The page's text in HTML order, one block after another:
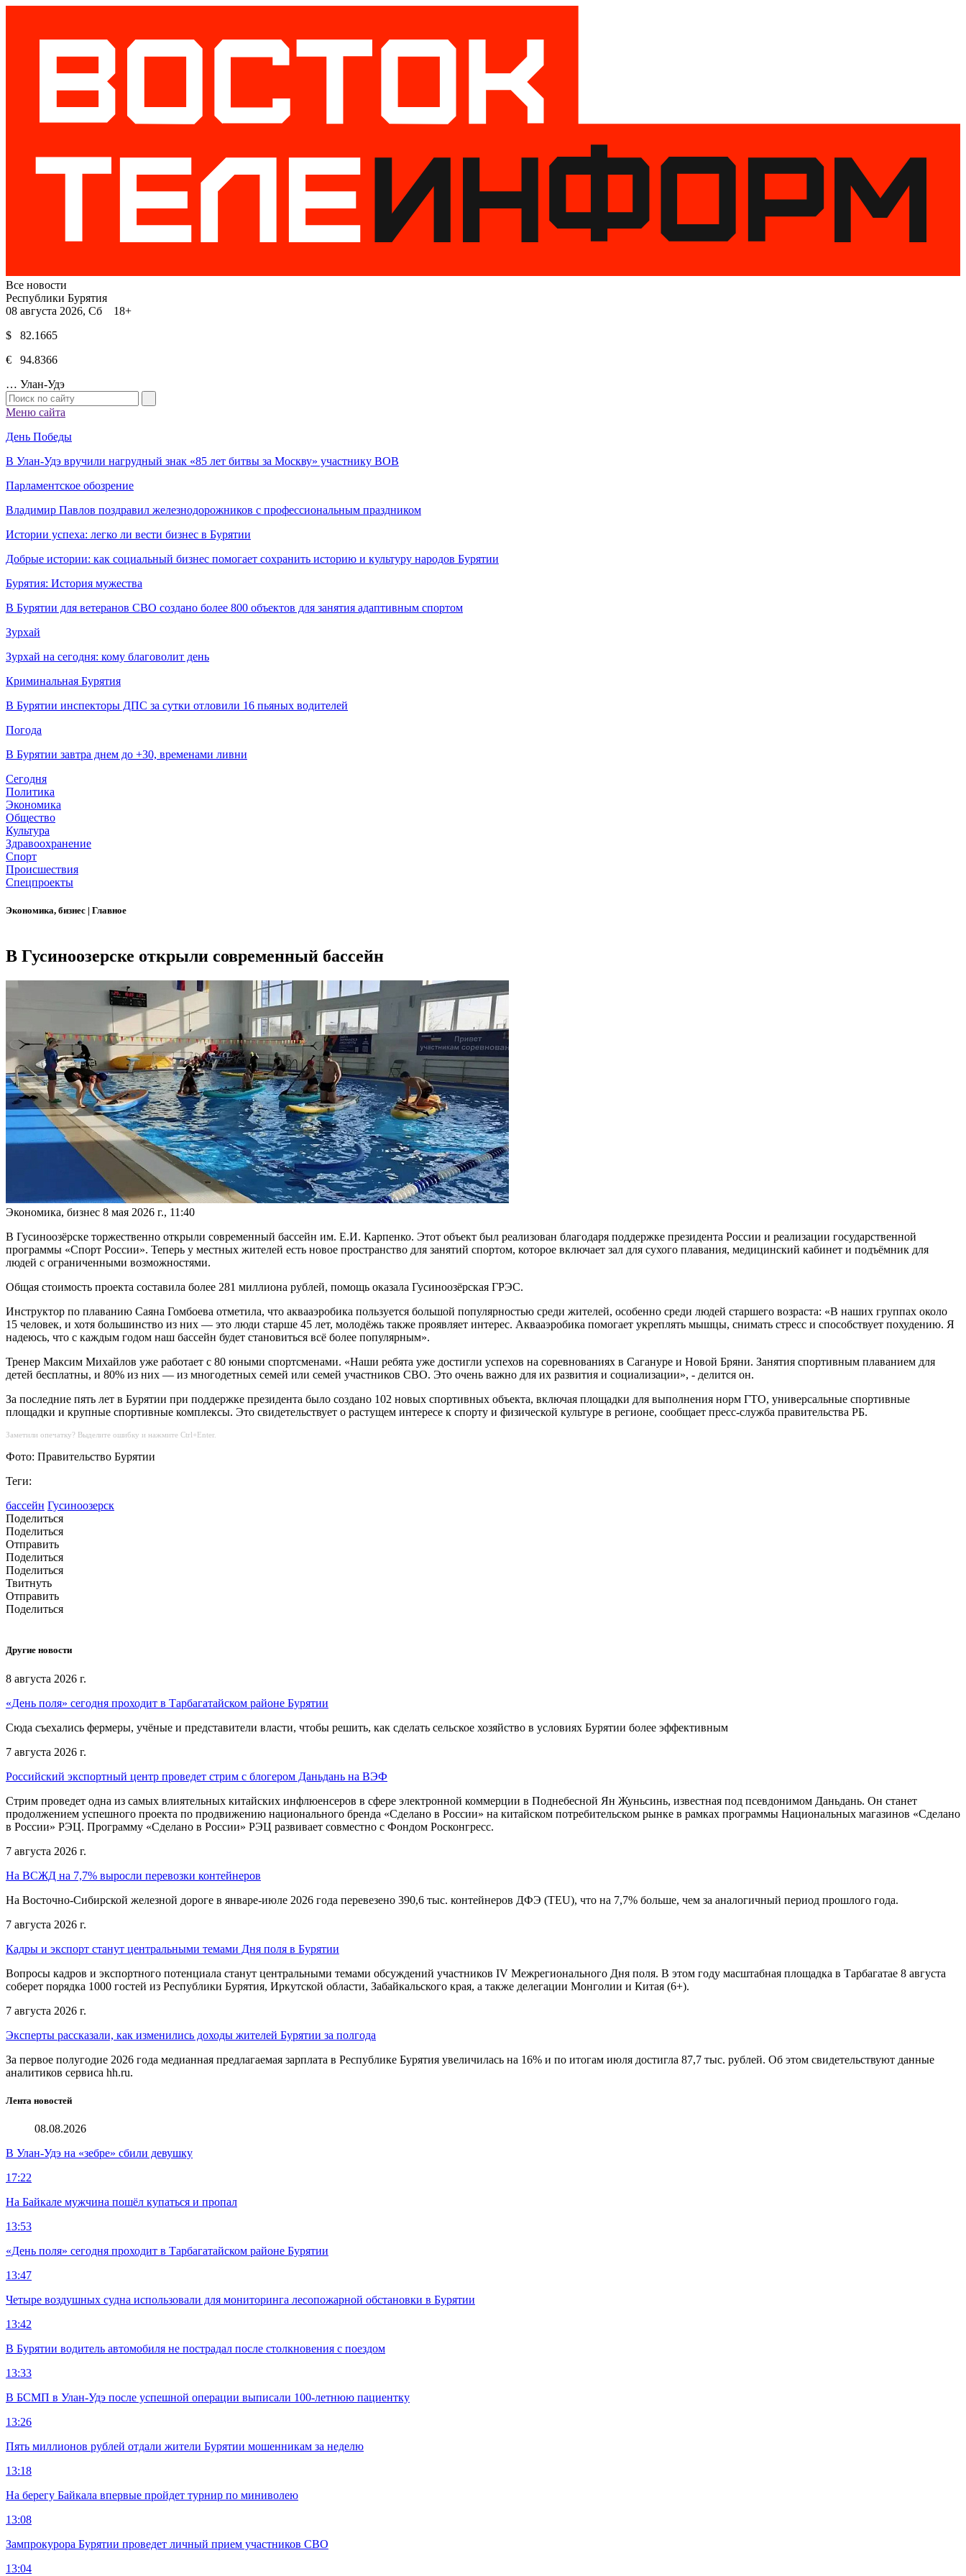
Все новости
Республики Бурятия
08 августа 2026, Сб 18+
$ 82.1665
€ 94.8366
… Улан-Удэ
Меню сайта
День Победы
В Улан-Удэ вручили нагрудный знак «85 лет битвы за Москву» участнику ВОВ
Парламентское обозрение
Владимир Павлов поздравил железнодорожников с профессиональным праздником
Истории успеха: легко ли вести бизнес в Бурятии
Добрые истории: как социальный бизнес помогает сохранить историю и культуру народов Бурятии
Бурятия: История мужества
В Бурятии для ветеранов СВО создано более 800 объектов для занятия адаптивным спортом
Зурхай
Зурхай на сегодня: кому благоволит день
Криминальная Бурятия
В Бурятии инспекторы ДПС за сутки отловили 16 пьяных водителей
Погода
В Бурятии завтра днем до +30, временами ливни
Сегодня
Политика
Экономика
Общество
Культура
Здравоохранение
Спорт
Происшествия
Спецпроекты
Экономика, бизнес | Главное
В Гусиноозерске открыли современный бассейн
Экономика, бизнес 8 мая 2026 г., 11:40
В Гусиноозёрске торжественно открыли современный бассейн им. Е.И. Карпенко. Этот объект был реализован благодаря поддержке президента России и реализации государственной
программы «Спорт России». Теперь у местных жителей есть новое пространство для занятий спортом, которое включает зал для сухого плавания, медицинский кабинет и подъёмник для
людей с ограниченными возможностями.
Общая стоимость проекта составила более 281 миллиона рублей, помощь оказала Гусиноозёрская ГРЭС.
Инструктор по плаванию Саяна Гомбоева отметила, что аквааэробика пользуется большой популярностью среди жителей, особенно среди людей старшего возраста: «В наших группах около
15 человек, и хотя большинство из них — это люди старше 45 лет, молодёжь также проявляет интерес. Аквааэробика помогает укреплять мышцы, снимать стресс и способствует похудению. Я
надеюсь, что с каждым годом наш бассейн будет становиться всё более популярным».
Тренер Максим Михайлов уже работает с 80 юными спортсменами. «Наши ребята уже достигли успехов на соревнованиях в Сагануре и Новой Бряни. Занятия спортивным плаванием для
детей бесплатны, и 80% из них — из многодетных семей или семей участников СВО. Это очень важно для их развития и социализации», - делится он.
За последние пять лет в Бурятии при поддержке президента было создано 102 новых спортивных объекта, включая площадки для выполнения норм ГТО, универсальные спортивные
площадки и крупные спортивные комплексы. Это свидетельствует о растущем интересе к спорту и физической культуре в регионе, сообщает пресс-служба правительства РБ.
Заметили опечатку? Выделите ошибку и нажмите Ctrl+Enter.
Фото: Правительство Бурятии
Теги:
бассейн Гусиноозерск
Поделиться
Поделиться
Отправить
Поделиться
Поделиться
Твитнуть
Отправить
Поделиться
Другие новости
8 августа 2026 г.
«День поля» сегодня проходит в Тарбагатайском районе Бурятии
Сюда съехались фермеры, учёные и представители власти, чтобы решить, как сделать сельское хозяйство в условиях Бурятии более эффективным
7 августа 2026 г.
Российский экспортный центр проведет стрим с блогером Даньдань на ВЭФ
Стрим проведет одна из самых влиятельных китайских инфлюенсеров в сфере электронной коммерции в Поднебесной Ян Жуньсинь, известная под псевдонимом Даньдань. Он станет
продолжением успешного проекта по продвижению национального бренда «Сделано в России» на китайском потребительском рынке в рамках программы Национальных магазинов «Сделано
в России» РЭЦ. Программу «Сделано в России» РЭЦ развивает совместно с Фондом Росконгресс.
7 августа 2026 г.
На ВСЖД на 7,7% выросли перевозки контейнеров
На Восточно-Сибирской железной дороге в январе-июле 2026 года перевезено 390,6 тыс. контейнеров ДФЭ (TEU), что на 7,7% больше, чем за аналогичный период прошлого года.
7 августа 2026 г.
Кадры и экспорт станут центральными темами Дня поля в Бурятии
Вопросы кадров и экспортного потенциала станут центральными темами обсуждений участников IV Межрегионального Дня поля. В этом году масштабная площадка в Тарбагатае 8 августа
соберет порядка 1000 гостей из Республики Бурятия, Иркутской области, Забайкальского края, а также делегации Монголии и Китая (6+).
7 августа 2026 г.
Эксперты рассказали, как изменились доходы жителей Бурятии за полгода
За первое полугодие 2026 года медианная предлагаемая зарплата в Республике Бурятия увеличилась на 16% и по итогам июля достигла 87,7 тыс. рублей. Об этом свидетельствуют данные
аналитиков сервиса hh.ru.
Лента новостей
08.08.2026
В Улан-Удэ на «зебре» сбили девушку
17:22
На Байкале мужчина пошёл купаться и пропал
13:53
«День поля» сегодня проходит в Тарбагатайском районе Бурятии
13:47
Четыре воздушных судна использовали для мониторинга лесопожарной обстановки в Бурятии
13:42
В Бурятии водитель автомобиля не пострадал после столкновения с поездом
13:33
В БСМП в Улан-Удэ после успешной операции выписали 100-летнюю пациентку
13:26
Пять миллионов рублей отдали жители Бурятии мошенникам за неделю
13:18
На берегу Байкала впервые пройдет турнир по миниволею
13:08
Зампрокурора Бурятии проведет личный прием участников СВО
13:04